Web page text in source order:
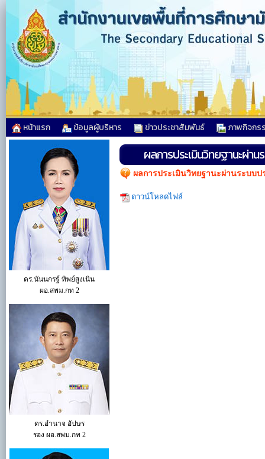
หน้าแรก ข้อมูลผู้บริหาร ข่าวประชาสัมพันธ์ ภาพกิจกร
ดร.นันนกรฐ์ ทิพย์สูงเนิน
ผอ.สพม.กท 2
ดร.อำนาจ อัปษร
รอง ผอ.สพม.กท 2
ผลการประเมินวิทยฐานะผ่า
ผลการประเมินวิทยฐานะผ่านระบบป
ดาวน์โหลดไฟล์